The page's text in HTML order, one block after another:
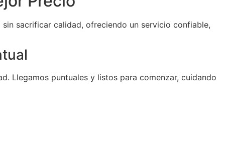
sacrificar calidad, ofreciendo un servicio confiable,
Llegamos puntuales y listos para comenzar, cuidando